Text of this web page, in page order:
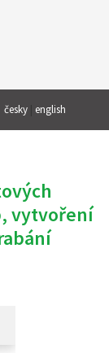
česky english
vytvoření